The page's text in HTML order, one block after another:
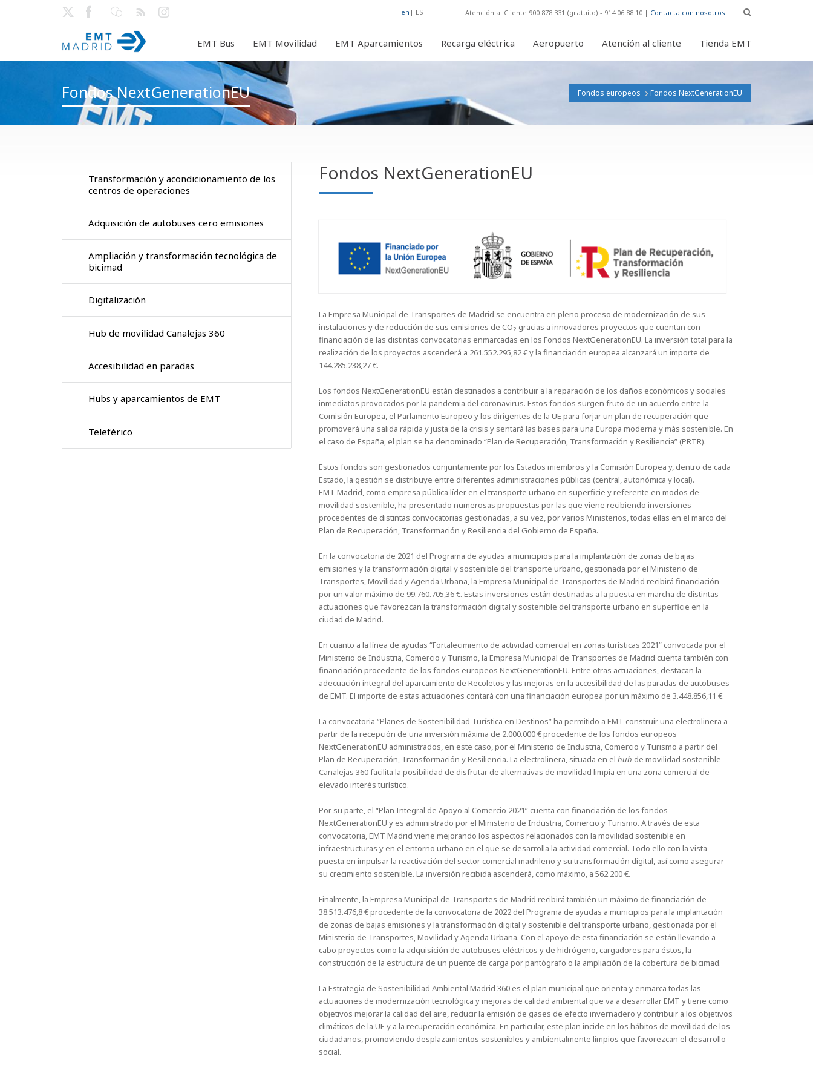
en | ES Atención al Cliente 900 878 331 (gratuito) - 914 06 88 10 | Contacta con nosotros
EMT Bus EMT Movilidad EMT Aparcamientos Recarga eléctrica Aeropuerto Atención al cliente Tienda EMT
Fondos NextGenerationEU Fondos europeos Fondos NextGenerationEU
Transformación y acondicionamiento de los
centros de operaciones
Adquisición de autobuses cero emisiones
Ampliación y transformación tecnológica de
bicimad
Digitalización
Hub de movilidad Canalejas 360
Accesibilidad en paradas
Hubs y aparcamientos de EMT
Teleférico
Fondos NextGenerationEU
La Empresa Municipal de Transportes de Madrid se encuentra en pleno proceso de modernización de sus
instalaciones y de reducción de sus emisiones de CO2 gracias a innovadores proyectos que cuentan con
financiación de las distintas convocatorias enmarcadas en los Fondos NextGenerationEU. La inversión total para la
realización de los proyectos ascenderá a 261.552.295,82 € y la financiación europea alcanzará un importe de
144.285.238,27 €.
Los fondos NextGenerationEU están destinados a contribuir a la reparación de los daños económicos y sociales
inmediatos provocados por la pandemia del coronavirus. Estos fondos surgen fruto de un acuerdo entre la
Comisión Europea, el Parlamento Europeo y los dirigentes de la UE para forjar un plan de recuperación que
promoverá una salida rápida y justa de la crisis y sentará las bases para una Europa moderna y más sostenible. En
el caso de España, el plan se ha denominado “Plan de Recuperación, Transformación y Resiliencia” (PRTR).
Estos fondos son gestionados conjuntamente por los Estados miembros y la Comisión Europea y, dentro de cada
Estado, la gestión se distribuye entre diferentes administraciones públicas (central, autonómica y local).
EMT Madrid, como empresa pública líder en el transporte urbano en superficie y referente en modos de
movilidad sostenible, ha presentado numerosas propuestas por las que viene recibiendo inversiones
procedentes de distintas convocatorias gestionadas, a su vez, por varios Ministerios, todas ellas en el marco del
Plan de Recuperación, Transformación y Resiliencia del Gobierno de España.
En la convocatoria de 2021 del Programa de ayudas a municipios para la implantación de zonas de bajas
emisiones y la transformación digital y sostenible del transporte urbano, gestionada por el Ministerio de
Transportes, Movilidad y Agenda Urbana, la Empresa Municipal de Transportes de Madrid recibirá financiación
por un valor máximo de 99.760.705,36 €. Estas inversiones están destinadas a la puesta en marcha de distintas
actuaciones que favorezcan la transformación digital y sostenible del transporte urbano en superficie en la
ciudad de Madrid.
En cuanto a la línea de ayudas “Fortalecimiento de actividad comercial en zonas turísticas 2021” convocada por el
Ministerio de Industria, Comercio y Turismo, la Empresa Municipal de Transportes de Madrid cuenta también con
financiación procedente de los fondos europeos NextGenerationEU. Entre otras actuaciones, destacan la
adecuación integral del aparcamiento de Recoletos y las mejoras en la accesibilidad de las paradas de autobuses
de EMT. El importe de estas actuaciones contará con una financiación europea por un máximo de 3.448.856,11 €.
La convocatoria “Planes de Sostenibilidad Turística en Destinos” ha permitido a EMT construir una electrolinera a
partir de la recepción de una inversión máxima de 2.000.000 € procedente de los fondos europeos
NextGenerationEU administrados, en este caso, por el Ministerio de Industria, Comercio y Turismo a partir del
Plan de Recuperación, Transformación y Resiliencia. La electrolinera, situada en el hub de movilidad sostenible
Canalejas 360 facilita la posibilidad de disfrutar de alternativas de movilidad limpia en una zona comercial de
elevado interés turístico.
Por su parte, el “Plan Integral de Apoyo al Comercio 2021” cuenta con financiación de los fondos
NextGenerationEU y es administrado por el Ministerio de Industria, Comercio y Turismo. A través de esta
convocatoria, EMT Madrid viene mejorando los aspectos relacionados con la movilidad sostenible en
infraestructuras y en el entorno urbano en el que se desarrolla la actividad comercial. Todo ello con la vista
puesta en impulsar la reactivación del sector comercial madrileño y su transformación digital, así como asegurar
su crecimiento sostenible. La inversión recibida ascenderá, como máximo, a 562.200 €.
Finalmente, la Empresa Municipal de Transportes de Madrid recibirá también un máximo de financiación de
38.513.476,8 € procedente de la convocatoria de 2022 del Programa de ayudas a municipios para la implantación
de zonas de bajas emisiones y la transformación digital y sostenible del transporte urbano, gestionada por el
Ministerio de Transportes, Movilidad y Agenda Urbana. Con el apoyo de esta financiación se están llevando a
cabo proyectos como la adquisición de autobuses eléctricos y de hidrógeno, cargadores para éstos, la
construcción de la estructura de un puente de carga por pantógrafo o la ampliación de la cobertura de bicimad.
La Estrategia de Sostenibilidad Ambiental Madrid 360 es el plan municipal que orienta y enmarca todas las
actuaciones de modernización tecnológica y mejoras de calidad ambiental que va a desarrollar EMT y tiene como
objetivos mejorar la calidad del aire, reducir la emisión de gases de efecto invernadero y contribuir a los objetivos
climáticos de la UE y a la recuperación económica. En particular, este plan incide en los hábitos de movilidad de los
ciudadanos, promoviendo desplazamientos sostenibles y ambientalmente limpios que favorezcan el desarrollo
social.